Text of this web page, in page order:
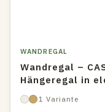
WANDREGAL
Wandregal –
Hängeregal in
1 Variante